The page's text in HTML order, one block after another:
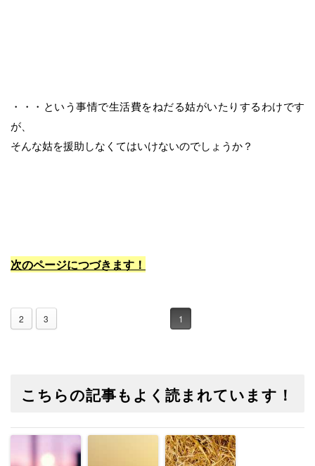
・・・という事情で生活費をねだる姑がいたりするわけです
が、
そんな姑を援助しなくてはいけないのでしょうか？
次のページにつづきます！
1
2 3
こちらの記事もよく読まれています！